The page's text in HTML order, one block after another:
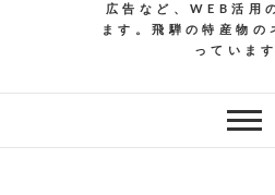
広告など、WEB活用
ます。飛騨の特産物の
っています